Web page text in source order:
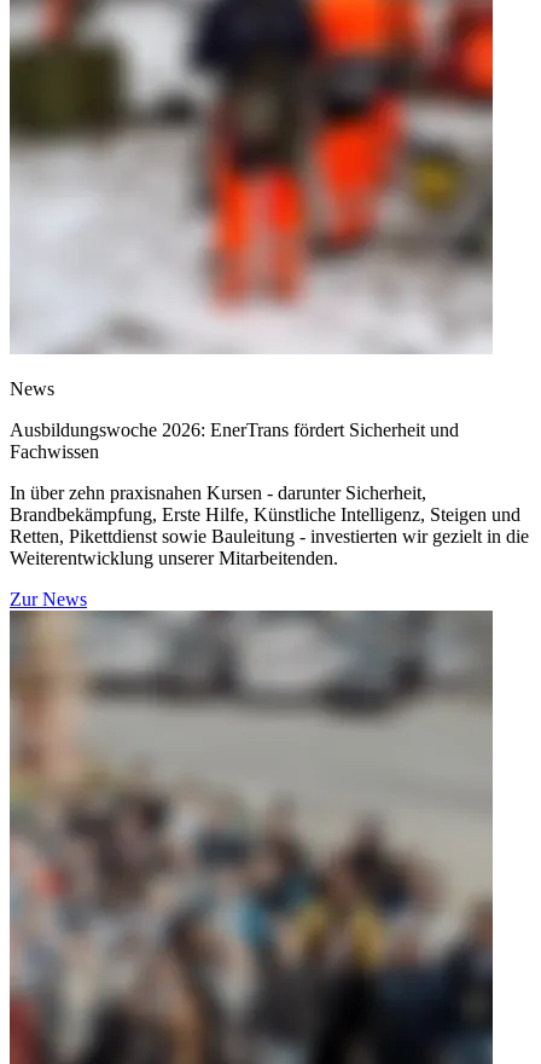
News
Ausbildungswoche 2026: EnerTrans fördert Sicherheit und
Fachwissen
In über zehn praxisnahen Kursen - darunter Sicherheit,
Brandbekämpfung, Erste Hilfe, Künstliche Intelligenz, Steigen und
Retten, Pikettdienst sowie Bauleitung - investierten wir gezielt in die
Weiterentwicklung unserer Mitarbeitenden.
Zur News